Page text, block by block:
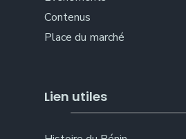
Contenus
Place du marché
Lien utiles